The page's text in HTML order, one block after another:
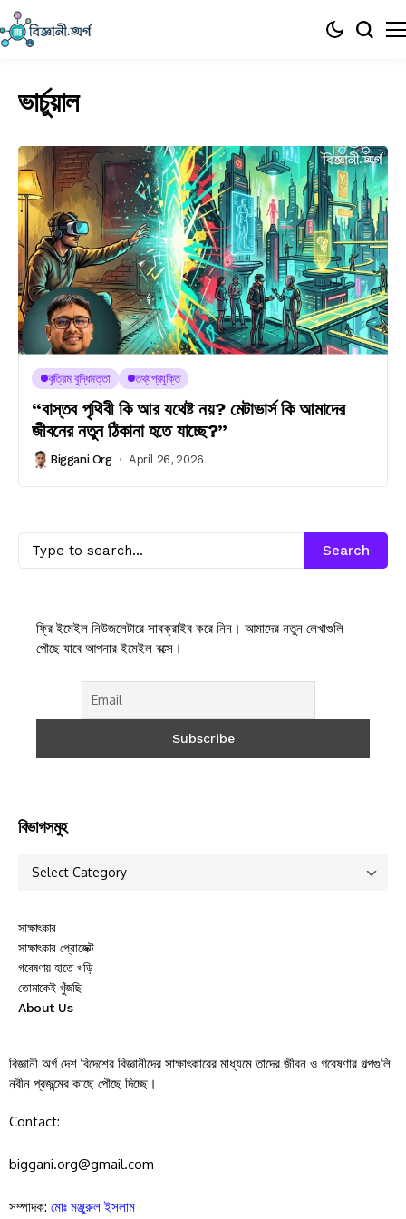
ভার্চুয়াল
কৃত্রিম বুদ্ধিমত্তা তথ্যপ্রযুক্তি
“বাস্তব পৃথিবী কি আর যথেষ্ট নয়? মেটাভার্স কি আমাদের
জীবনের নতুন ঠিকানা হতে যাচ্ছে?”
Biggani Org April 26, 2026
Search
ফ্রি ইমেইল নিউজলেটারে সাবক্রাইব করে নিন। আমাদের নতুন লেখাগুলি
পৌছে যাবে আপনার ইমেইল বক্সে।
বিভাগসমুহ
সাক্ষাৎকার
সাক্ষাৎকার প্রোজেক্ট
গবেষণায় হাতে খড়ি
তোমাকেই খুঁজছি
About Us
বিজ্ঞানী অর্গ দেশ বিদেশের বিজ্ঞানীদের সাক্ষাৎকারের মাধ্যমে তাদের জীবন ও গবেষণার গল্পগুলি
নবীন প্রজন্মের কাছে পৌছে দিচ্ছে।
Contact:
biggani.org@gmail.com
সম্পাদক: মোঃ মঞ্জুরুল ইসলাম